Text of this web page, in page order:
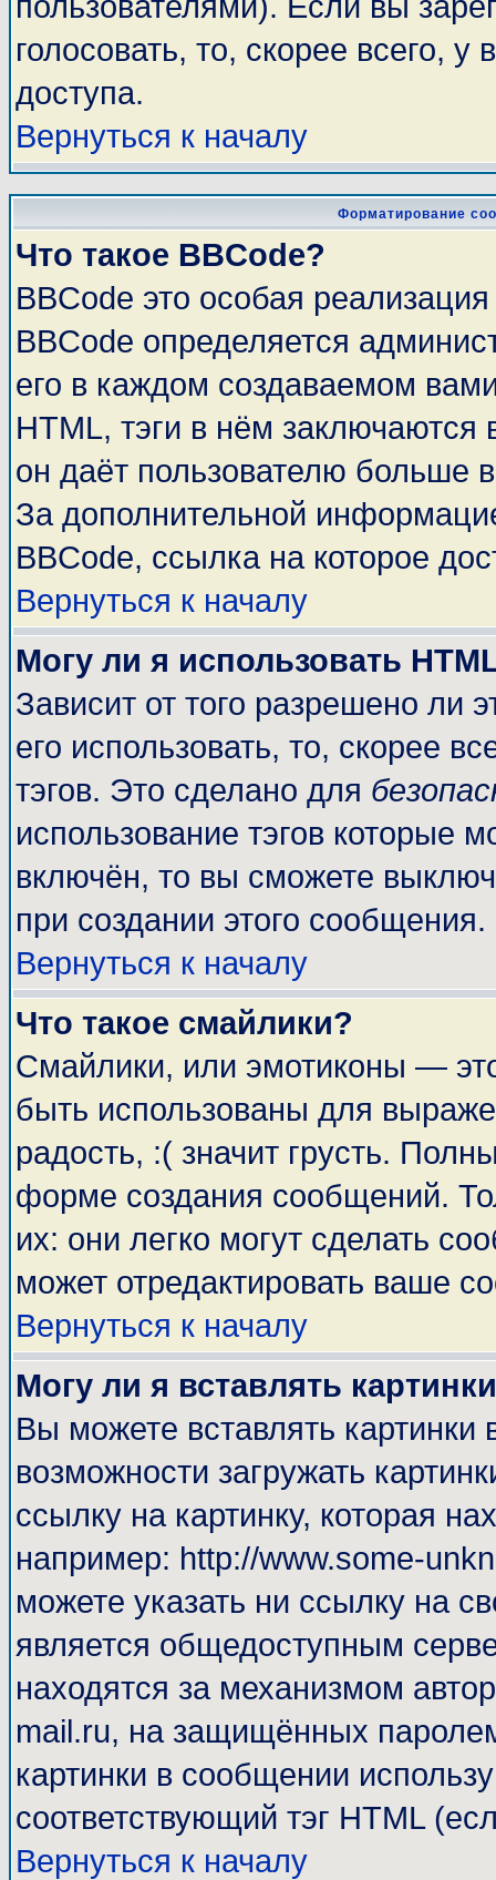
голосовать, то, скорее всего,
доступа.
Вернуться к началу
Форматирование
Что такое BBCode?
BBCode это особая
BBCode определяется
его в каждом создаваемом
HTML, тэги в нём заключаются
он даёт пользователю больше
За дополнительной
BBCode, ссылка на которое
Вернуться к началу
Могу ли я использовать
Зависит от того разрешено ли
его использовать, то, скорее
тэгов. Это сделано для
использование тэгов которые
включён, то вы сможете
при создании этого сообщения.
Вернуться к началу
Что такое смайлики?
Смайлики, или эмотиконы —
быть использованы для
радость, :( значит грусть.
форме создания сообщений.
их: они легко могут сделать
может отредактировать ваше
Вернуться к началу
Могу ли я вставлять
Вы можете вставлять
возможности загружать
ссылку на картинку, которая
например: http://www.some-
можете указать ни ссылку на
является общедоступным
находятся за механизмом
mail.ru, на защищённых
картинки в сообщении
соответствующий тэг HTML
Вернуться к началу